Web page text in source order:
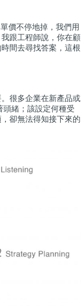
價不停地掉，我們用
跟工程師說，你在顧
間去尋找答案，這根
很多企業在新產品或
頭緒；該設定何種受
卻無法得知接下來的